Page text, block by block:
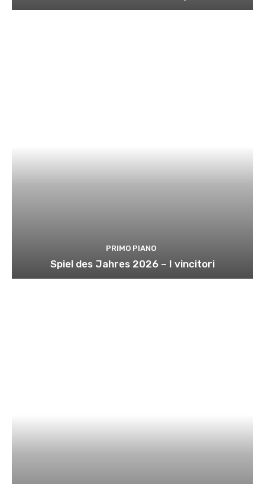
PRIMO PIANO
Spiel des Jahres 2026 – I vincitori